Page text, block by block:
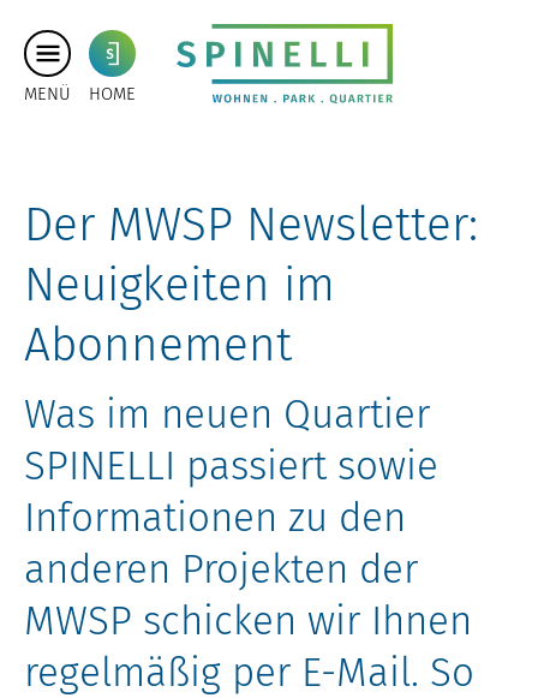
MENÜ HOME
Der MWSP Newsletter:
Neuigkeiten im
Abonnement
Was im neuen Quartier
SPINELLI passiert sowie
Informationen zu den
anderen Projekten der
MWSP schicken wir Ihnen
regelmäßig per E-Mail. So